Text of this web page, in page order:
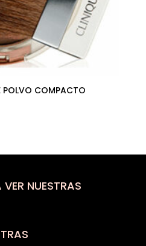
POLVO COMPACTO
VER NUESTRAS